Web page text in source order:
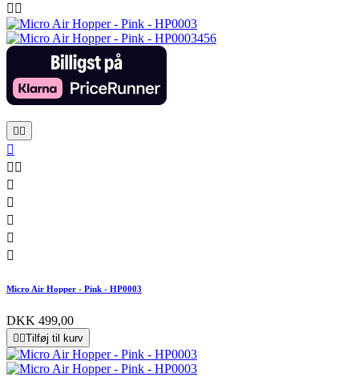
 


 





Micro Air Hopper - Pink - HP0003
DKK 499,00
Tilføj til kurv